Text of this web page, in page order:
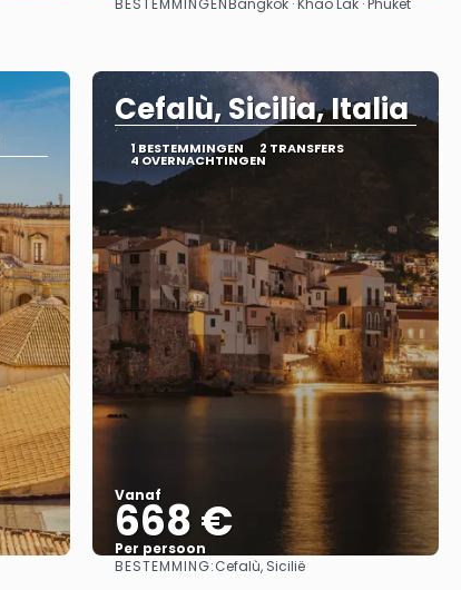
Bekijk
Bangkok · Khao Lak · Phuket
Cefalù, Sicilia, Italia
1 BESTEMMINGEN 2 TRANSFERS
4 OVERNACHTINGEN
Vanaf
668 €
Per persoon
Bekijk
BESTEMMING:Cefalù, Sicilië